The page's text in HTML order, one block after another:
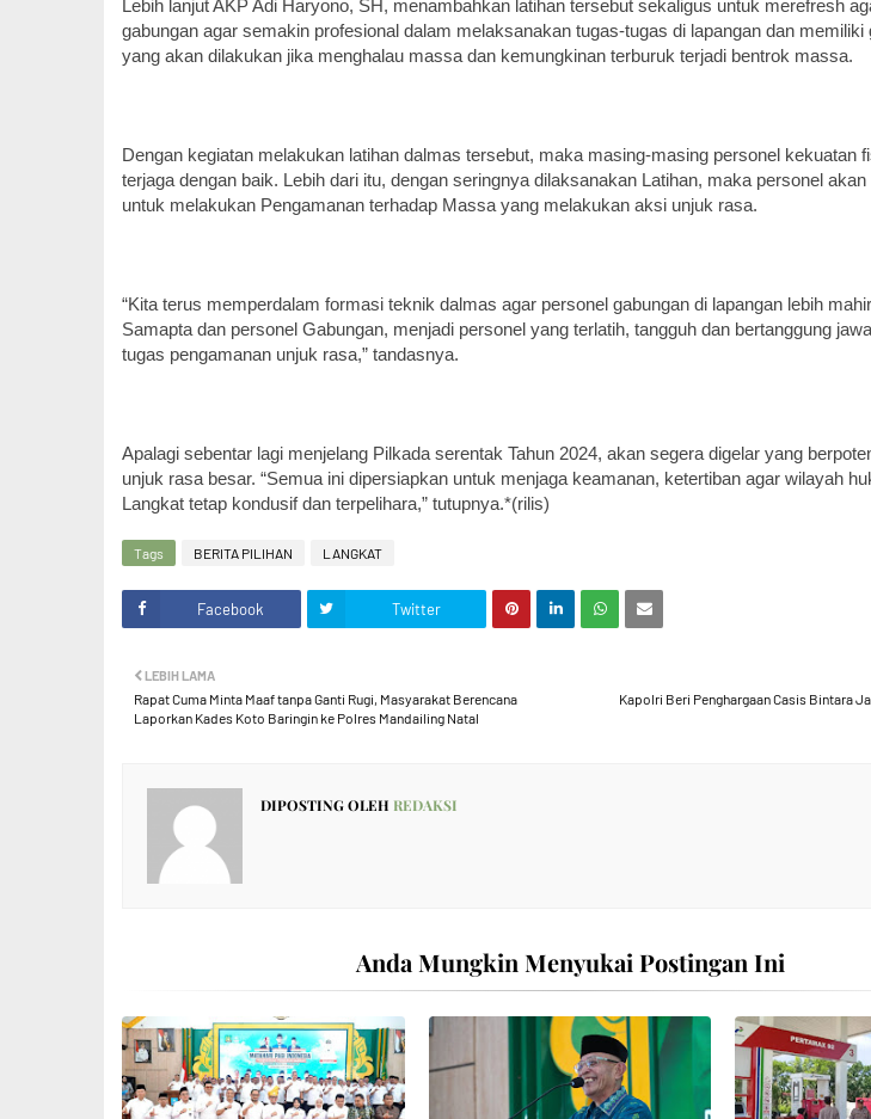
Lebih lanjut AKP Adi Haryono, SH, menambahkan latihan tersebut sekaligus untuk merefresh
gabungan agar semakin profesional dalam melaksanakan tugas-tugas di lapangan dan memiliki
yang akan dilakukan jika menghalau massa dan kemungkinan terburuk terjadi bentrok massa.
Dengan kegiatan melakukan latihan dalmas tersebut, maka masing-masing personel kekuatan
terjaga dengan baik. Lebih dari itu, dengan seringnya dilaksanakan Latihan, maka personel
untuk melakukan Pengamanan terhadap Massa yang melakukan aksi unjuk rasa.
“Kita terus memperdalam formasi teknik dalmas agar personel gabungan di lapangan lebih
Samapta dan personel Gabungan, menjadi personel yang terlatih, tangguh dan bertanggung
tugas pengamanan unjuk rasa,” tandasnya.
Apalagi sebentar lagi menjelang Pilkada serentak Tahun 2024, akan segera digelar yang
unjuk rasa besar. “Semua ini dipersiapkan untuk menjaga keamanan, ketertiban agar wilayah
Langkat tetap kondusif dan terpelihara,” tutupnya.*(rilis)
Tags BERITA PILIHAN LANGKAT
Facebook Twitter
Kapolri Beri Penghargaan Casis Bintara
LEBIH LAMA
Rapat Cuma Minta Maaf tanpa Ganti Rugi, Masyarakat Berencana
Laporkan Kades Koto Baringin ke Polres Mandailing Natal
DIPOSTING OLEH REDAKSI
Anda Mungkin Menyukai Postingan Ini